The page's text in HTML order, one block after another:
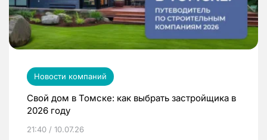
Новости компаний
Свой дом в Томске: как выбрать застройщика в
2026 году
21:40 / 10.07.26